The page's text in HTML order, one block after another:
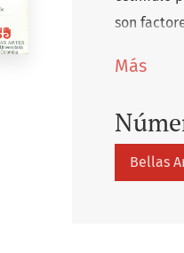
son
Más
Bellas